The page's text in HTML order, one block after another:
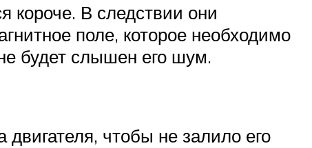
короче. В следствии они
поле, которое необходимо
будет слышен его шум.
чтобы не залило его